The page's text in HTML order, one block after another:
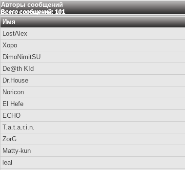
Авторы сообщений
Всего сообщений: 101
Имя
LostAlex
Xopo
DimoNimitSU
De@th K!d
Dr.House
Noricon
El Hefe
ECHO
T.a.t.a.r.i.n.
ZorG
Matty-kun
leal